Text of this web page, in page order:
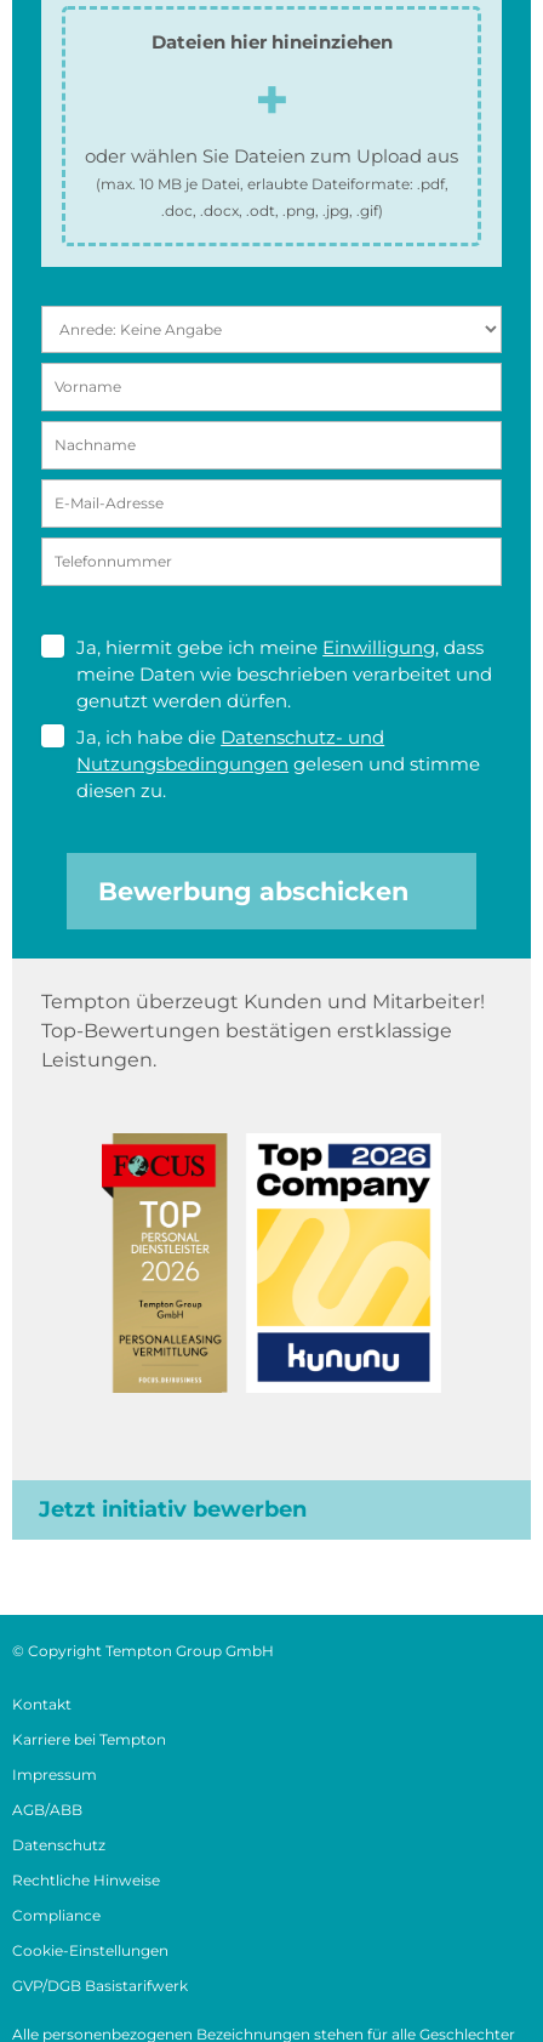
Dateien hier hineinziehen
oder wählen Sie Dateien zum Upload aus
(max. 10 MBje Datei, erlaubte Dateiformate: .pdf,
.doc, .docx, .odt, .png, .jpg, .gif)
Ja, hiermit gebe ich meine Einwilligung, dass
meine Daten wie beschrieben verarbeitet und
genutzt werden dürfen.
Ja, ich habe die Datenschutz- und
Nutzungsbedingungen gelesen und stimme
diesen zu.
Bewerbung abschicken
Tempton überzeugt Kunden und Mitarbeiter!
Top-Bewertungen bestätigen erstklassige
Leistungen.
Jetzt initiativ bewerben
© Copyright Tempton Group GmbH
Kontakt
Karriere bei Tempton
Impressum
AGB/ABB
Datenschutz
Rechtliche Hinweise
Compliance
Cookie-Einstellungen
GVP/DGB Basistarifwerk
Alle personenbezogenen Bezeichnungen stehen für alle Geschlechter